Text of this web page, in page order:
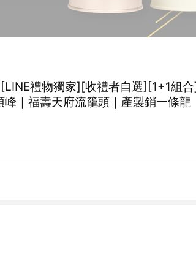
禮物獨家][收禮者自選][1+1組
｜福壽天府流籠頭｜產製銷一條龍